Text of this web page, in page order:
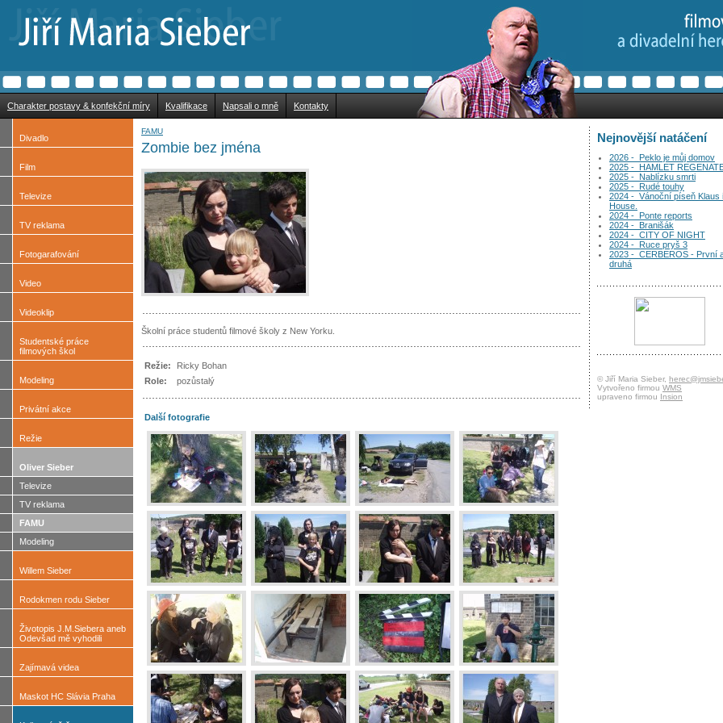
Charakter postavy & konfekční míry Kvalifikace Napsali o mně Kontakty
Divadlo
Film
Televize
TV reklama
Fotogarafování
Video
Videoklip
Studentské práce
filmových škol
Modeling
Privátní akce
Režie
Oliver Sieber
Televize
TV reklama
FAMU
Modeling
Willem Sieber
Rodokmen rodu Sieber
Životopis J.M.Siebera aneb
Odevšad mě vyhodili
Zajímavá videa
Maskot HC Slávia Praha
FAMU
Zombie bez jména
Školní práce studentů filmové školy z New Yorku.
Režie:
Ricky Bohan
Role:
pozůstalý
Další fotografie
Nejnovější natáčení
2026 - Peklo je můj domov
2025 - HAMLET
2025 - Nablízku smrti
2025 - Rudé touhy
2024 - Vánoční píseň Klaus
House.
2024 - Ponte reports
2024 - Branišák
2024 - CITY OF NIGHT
2024 - Ruce pryš 3
2023 - CERBEROS - První
druhá
© Jiří Maria Sieber,
Vytvořeno firmou WMS
upraveno firmou Insion